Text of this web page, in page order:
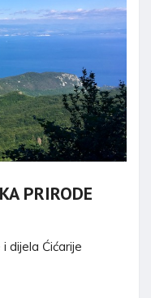
PRIRODE
dijela Ćićarije